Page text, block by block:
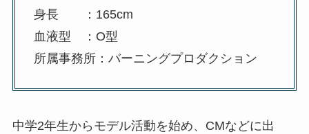
身長 ：165cm
血液型 ：O型
所属事務所：バーニングプロダクション
中学2年生からモデル活動を始め、CMなどに出